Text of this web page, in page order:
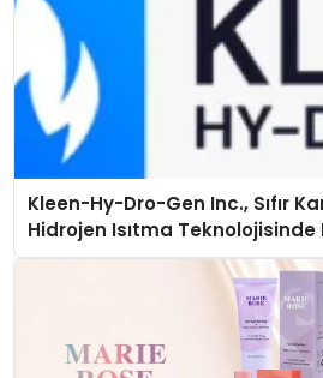
Kleen-Hy-Dro-Gen Inc., Sıfır
Hidrojen Isıtma Teknolojisinde
Düzenleyici Onaylarını Aldı